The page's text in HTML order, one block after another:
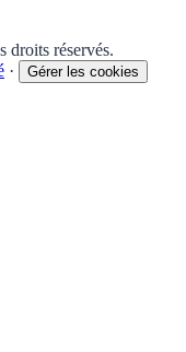
droits réservés.
· Gérer les cookies